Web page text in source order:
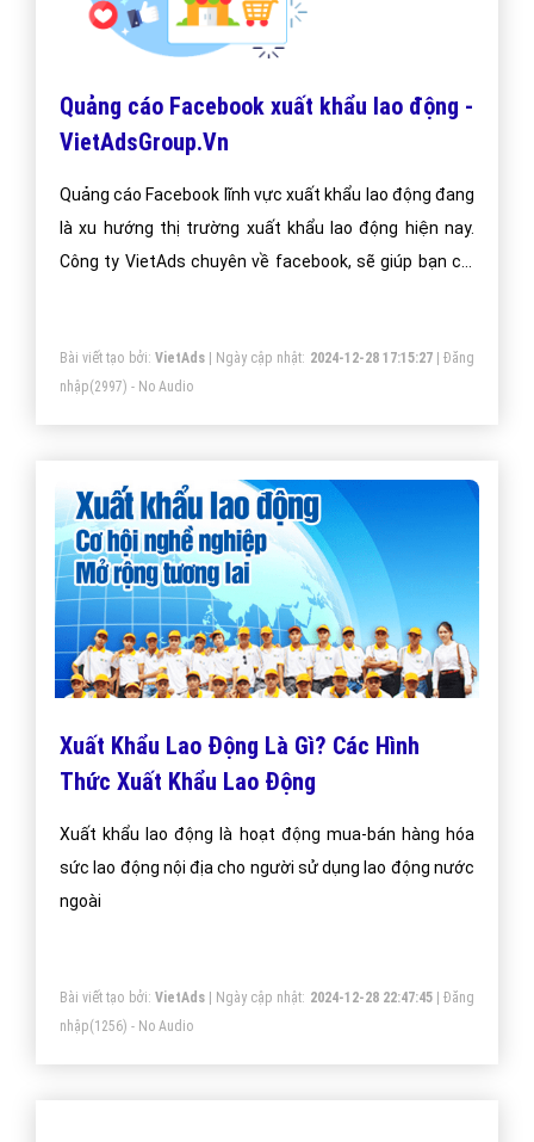
Quảng cáo Facebook xuất khẩu lao động -
VietAdsGroup.Vn
Quảng cáo Facebook lĩnh vực xuất khẩu lao động đang
là xu hướng thị trường xuất khẩu lao động hiện nay.
Công ty VietAds chuyên về facebook, sẽ giúp bạn cài
cách nhanh hiệu quả.
Bài viết tạo bởi: VietAds| Ngày cập nhật: 2024-12-28 17:15:27|Đăng
nhập(2997) - No Audio
Xuất Khẩu Lao Động Là Gì? Các Hình
Thức Xuất Khẩu Lao Động
Xuất khẩu lao động là hoạt động mua-bán hàng hóa
sức lao động nội địa cho người sử dụng lao động nước
ngoài
Bài viết tạo bởi: VietAds| Ngày cập nhật: 2024-12-28 22:47:45|Đăng
nhập(1256) - No Audio